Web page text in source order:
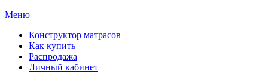
Меню
Конструктор матрасов
Как купить
Распродажа
Личный кабинет